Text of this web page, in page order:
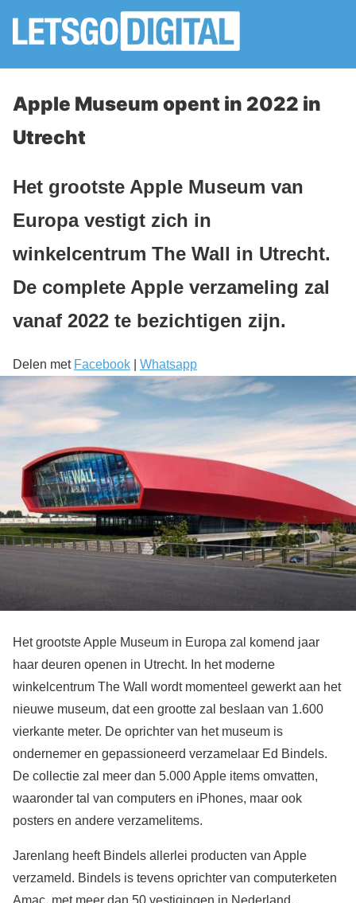
Apple Museum opent in 2022 in
Utrecht
Het grootste Apple Museum van
Europa vestigt zich in
winkelcentrum The Wall in Utrecht.
De complete Apple verzameling zal
vanaf 2022 te bezichtigen zijn.
Delen met Facebook Whatsapp
Het grootste Apple Museum in Europa zal komend jaar
haar deuren openen in Utrecht. In het moderne
winkelcentrum The Wall wordt momenteel gewerkt aan het
nieuwe museum, dat een grootte zal beslaan van 1.600
vierkante meter. De oprichter van het museum is
ondernemer en gepassioneerd verzamelaar Ed Bindels.
De collectie zal meer dan 5.000 Apple items omvatten,
waaronder tal van computers en iPhones, maar ook
posters en andere verzamelitems.
Jarenlang heeft Bindels allerlei producten van Apple
verzameld. Bindels is tevens oprichter van computerketen
Amac, met meer dan 50 vestigingen in Nederland.